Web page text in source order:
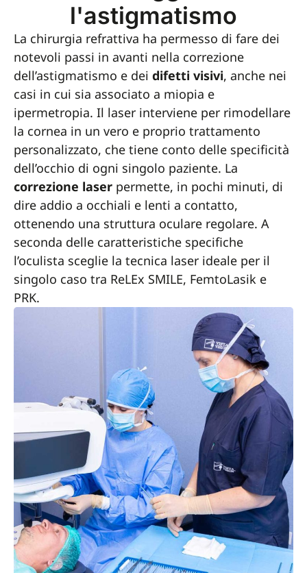
l'astigmatismo
La chirurgia refrattiva ha permesso di fare dei
notevoli passi in avanti nella correzione
dell’astigmatismo e dei difetti visivi, anche nei
casi in cui sia associato a miopia e
ipermetropia. Il laser interviene per rimodellare
la cornea in un vero e proprio trattamento
personalizzato, che tiene conto delle specificità
dell’occhio di ogni singolo paziente. La
correzione laser permette, in pochi minuti, di
dire addio a occhiali e lenti a contatto,
ottenendo una struttura oculare regolare. A
seconda delle caratteristiche specifiche
l’oculista sceglie la tecnica laser ideale per il
singolo caso tra ReLEx SMILE, FemtoLasik e
PRK.